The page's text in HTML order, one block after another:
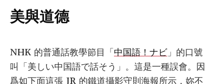
美與道德
NHK 的普通話教學節目「中国語！ナビ 」的口號
叫「美しい中国語で話そう」。這是一種誤會。因
爲如下面這張 JR 的鐵道攝影守則海報所示，妳不